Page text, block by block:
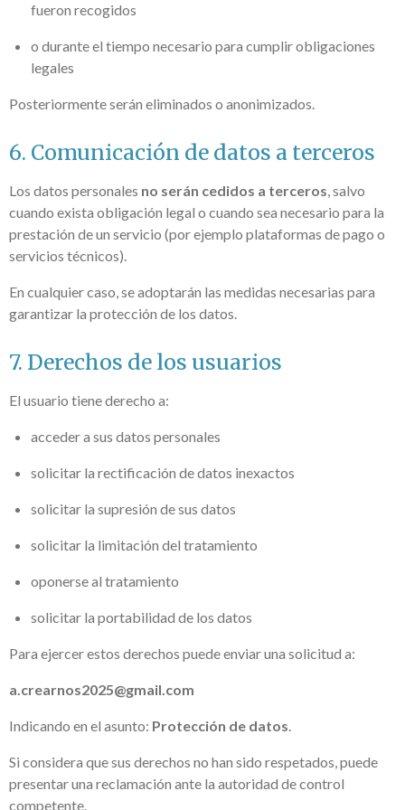
fueron recogidos
o durante el tiempo necesario para cumplir obligaciones
legales
Posteriormente serán eliminados o anonimizados.
6. Comunicación de datos a terceros
Los datos personales no serán cedidos a terceros, salvo
cuando exista obligación legal o cuando sea necesario para la
prestación de un servicio (por ejemplo plataformas de pago o
servicios técnicos).
En cualquier caso, se adoptarán las medidas necesarias para
garantizar la protección de los datos.
7. Derechos de los usuarios
El usuario tiene derecho a:
acceder a sus datos personales
solicitar la rectificación de datos inexactos
solicitar la supresión de sus datos
solicitar la limitación del tratamiento
oponerse al tratamiento
solicitar la portabilidad de los datos
Para ejercer estos derechos puede enviar una solicitud a:
a.crearnos2025@gmail.com
Indicando en el asunto: Protección de datos.
Si considera que sus derechos no han sido respetados, puede
presentar una reclamación ante la autoridad de control
competente.